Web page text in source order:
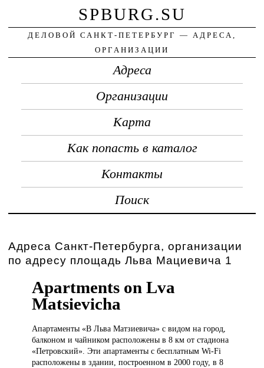
SPBURG.SU
ДЕЛОВОЙ САНКТ-ПЕТЕРБУРГ — АДРЕСА,
ОРГАНИЗАЦИИ
Адреса
Организации
Карта
Как попасть в каталог
Контакты
Поиск
Адреса Санкт-Петербурга, организации
по адресу площадь Льва Мациевича 1
Apartments on Lva
Matsievicha
Апартаменты «ВЛьва Матзиевича» с видом на город,
балконом и чайником расположены в 8 км от стадиона
«Петровский». Эти апартаменты с бесплатным Wi-Fi
расположены в здании, построенном в 2000 году, в 8